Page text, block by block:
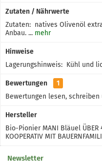
Zutaten / Nährwerte
Zutaten: natives Olivenöl
Anbau. ... mehr
Hinweise
Lagerungshinweis: Kühl und
Bewertungen
1
Bewertungen lesen,
Hersteller
Bio-Pionier MANI Bläuel ÜBER
KOOPERATIV MIT
Newsletter